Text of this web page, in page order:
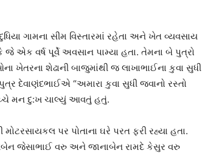
ગામના સીમ વિસ્તારમાં રહેતા અને ખેત વ્યવસાય
એક વર્ષ પૂર્વે અવસાન પામ્યા હતા. તેમના બે પુત્રો
શેઢાની બાજુમાંથી જ લાખાભાઈના કુવા સુધી
દેવાણંદભાઈએ “અમારા કુવા સુધી જવાનો રસ્તો
મન દુ:ખ ચાલ્યું આવતું હતું.
પર પોતાના ઘરે પરત ફરી રહ્યા હતા.
જેસાભાઈ વરુ અને જાનાબેન રામદે કેસુર વરુ